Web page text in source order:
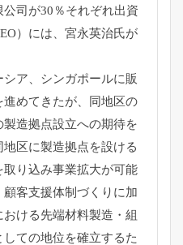
司が30％それぞれ出資
）には、宮永英治氏が
ア、 シンガポールに販
めてきたが、
同地区の
造拠点設立への期待を
地区に製造拠点を設ける
取り込み事業拡大が可能
顧客支援体制づくりに加
ける先端材料製造・ 組
ての地位を確立するた